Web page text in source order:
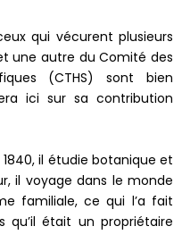
qui vécurent plusieurs
une autre du Comité des
(CTHS) sont bien
ici sur sa contribution
1840, il étudie botanique et
il voyage dans le monde
familiale, ce qui l’a fait
qu’il était un propriétaire